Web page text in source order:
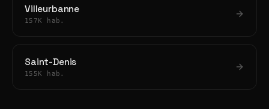
Villeurbanne
157K hab.
Saint-Denis
155K hab.